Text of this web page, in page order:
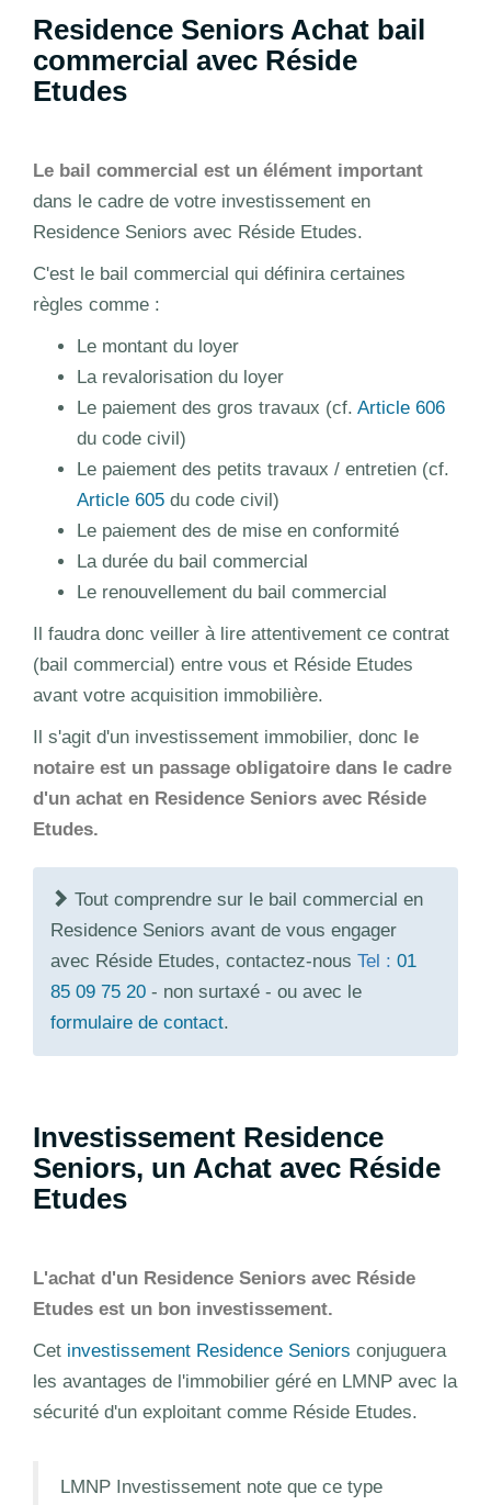
Residence Seniors Achat bail
commercial avec Réside
Etudes
Le bail commercial est un élément important
dans le cadre de votre investissement en
Residence Seniors avec Réside Etudes.
C'est le bail commercial qui définira certaines
règles comme :
Le montant du loyer
La revalorisation du loyer
Le paiement des gros travaux (cf. Article 606
du code civil)
Le paiement des petits travaux / entretien (cf.
Article 605 du code civil)
Le paiement des de mise en conformité
La durée du bail commercial
Le renouvellement du bail commercial
Il faudra donc veiller à lire attentivement ce contrat
(bail commercial) entre vous et Réside Etudes
avant votre acquisition immobilière.
Il s'agit d'un investissement immobilier, donc le
notaire est un passage obligatoire dans le cadre
d'un achat en Residence Seniors avec Réside
Etudes.
Tout comprendre sur le bail commercial en
Residence Seniors avant de vous engager
avec Réside Etudes, contactez-nous Tel : 01
85 09 75 20 - non surtaxé - ou avec le
formulaire de contact.
Investissement Residence
Seniors, un Achat avec Réside
Etudes
L'achat d'un Residence Seniors avec Réside
Etudes est un bon investissement.
Cet investissement Residence Seniors conjuguera
les avantages de l'immobilier géré en LMNP avec la
sécurité d'un exploitant comme Réside Etudes.
LMNP Investissement note que ce type